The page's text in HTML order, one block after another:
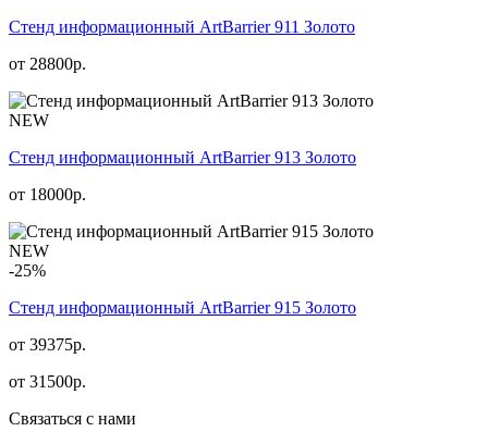
Стенд информационный АrtBarrier 911 Золото
от 28800р.
NEW
Стенд информационный АrtBarrier 913 Золото
от 18000р.
NEW
-25%
Стенд информационный АrtBarrier 915 Золото
от 39375р.
от 31500р.
Связаться с нами